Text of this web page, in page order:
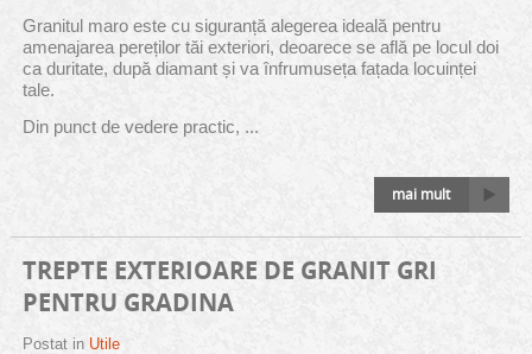
Granitul maro este cu siguranță alegerea ideală pentru
amenajarea pereților tăi exteriori, deoarece se află pe locul doi
ca duritate, după diamant și va înfrumuseța fațada locuinței
tale.
Din punct de vedere practic, ...
mai mult
TREPTE EXTERIOARE DE GRANIT GRI
PENTRU GRADINA
Postat in Utile